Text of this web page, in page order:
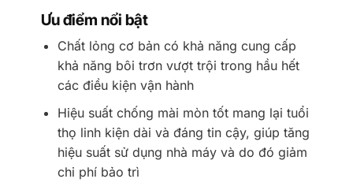
Ưu điểm nổi bật
Chất lỏng cơ bản có khả năng cung cấp
khả năng bôi trơn vượt trội trong hầu hết
các điều kiện vận hành
Hiệu suất chống mài mòn tốt mang lại tuổi
thọ linh kiện dài và đáng tin cậy, giúp tăng
hiệu suất sử dụng nhà máy và do đó giảm
chi phí bảo trì